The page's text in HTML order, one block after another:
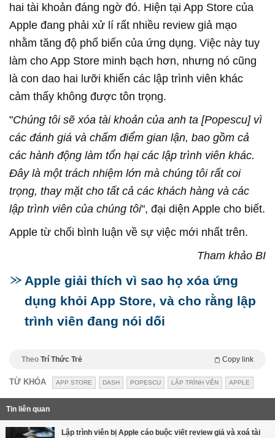
hai tài khoản đáng ngờ đó. Hiện tại App Store của
Apple đang phải xử lí rất nhiều review giả mạo
nhằm tăng độ phổ biến của ứng dụng. Việc này tuy
làm cho App Store minh bạch hơn, nhưng nó cũng
là con dao hai lưỡi khiến các lập trình viên khác
cảm thấy không được tôn trọng.
"Chúng tôi sẽ xóa tài khoản của anh ta [Popescu] vì
các đánh giá và chấm điểm gian lận, bao gồm cả
các hành động làm tổn hại các lập trình viên khác.
Đây là một trách nhiệm lớn mà chúng tôi rất coi
trọng, thay mặt cho tất cả các khách hàng và các
lập trình viên của chúng tôi", đại diện Apple cho biết.
Apple từ chối bình luận về sự việc mới nhất trên.
Tham khảo BI
Apple giải thích vì sao họ xóa ứng
dụng khỏi App Store, và cho rằng lập
trình viên đang nói dối
Theo Trí Thức Trẻ Copy link
TỪ KHÓA APP STORE DASH POPESCU LẬP TRÌNH VÊN APPLE
Tin liên quan
Lập trình viên bị Apple cáo buộc viết review giả và xoá tài